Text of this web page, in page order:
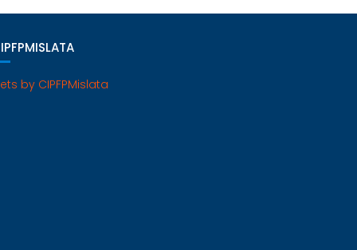
by CIPFPMislata